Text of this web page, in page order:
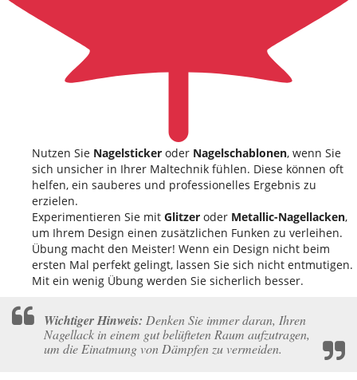
Nutzen Sie Nagelsticker oder Nagelschablonen, wenn Sie
sich unsicher in Ihrer Maltechnik fühlen. Diese können oft
helfen, ein sauberes und professionelles Ergebnis zu
erzielen.
Experimentieren Sie mit Glitzer oder Metallic-Nagellacken,
um Ihrem Design einen zusätzlichen Funken zu verleihen.
Übung macht den Meister! Wenn ein Design nicht beim
ersten Mal perfekt gelingt, lassen Sie sich nicht entmutigen.
Mit ein wenig Übung werden Sie sicherlich besser.
Wichtiger Hinweis: Denken Sie immer daran, Ihren
Nagellack in einem gut belüfteten Raum aufzutragen,
um die Einatmung von Dämpfen zu vermeiden.